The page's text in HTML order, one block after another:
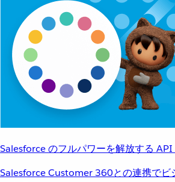
Salesforce のフルパワーを解放する
Salesforce Customer 360との連携でビ